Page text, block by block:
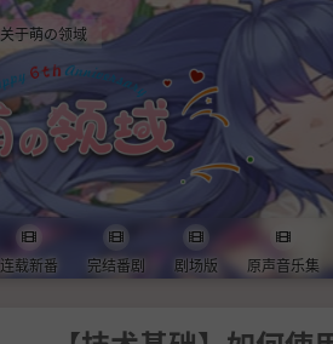
关于萌の领域
连载新番 完结番剧 剧场版 原声音乐集